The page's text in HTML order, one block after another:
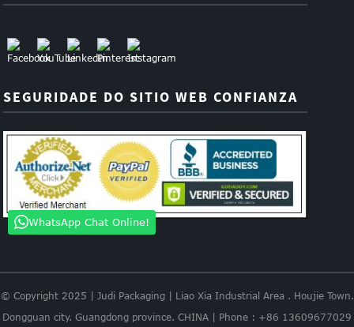
SEGURIDADE DO SITIO WEB CONFIANZA
WhatsApp Chat Online!
© Copyright 2025 | Judi Packaging | Liao Xia Industrial Area . Houjie Town.
Dongguan city. Guangdong province. CHINA | Phone : +86 13609677029